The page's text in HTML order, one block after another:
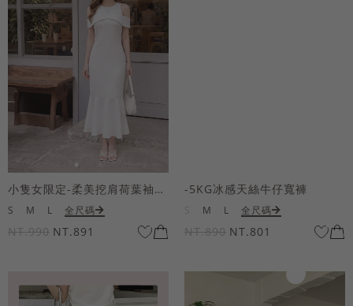
小隻女限定-柔美挖肩荷葉袖魚尾長洋裝
S M L 全尺碼
NT.990 NT.891
-5KG冰感天絲牛仔寬褲
M L 全尺碼
NT.890 NT.801